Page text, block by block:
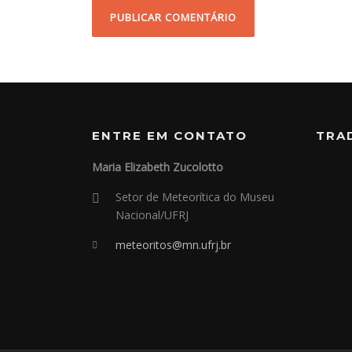
ENTRE EM CONTATO
Maria Elizabeth Zucolotto
Setor de Meteorítica do Museu
Nacional/UFRJ
meteoritos@mn.ufrj.br